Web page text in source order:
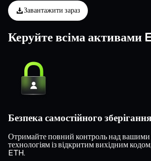
Завантажити зараз
Керуйте всіма активами
Безпека самостійного
Отримайте повний контроль над вашими
технологіям із відкритим вихідним
ETH.